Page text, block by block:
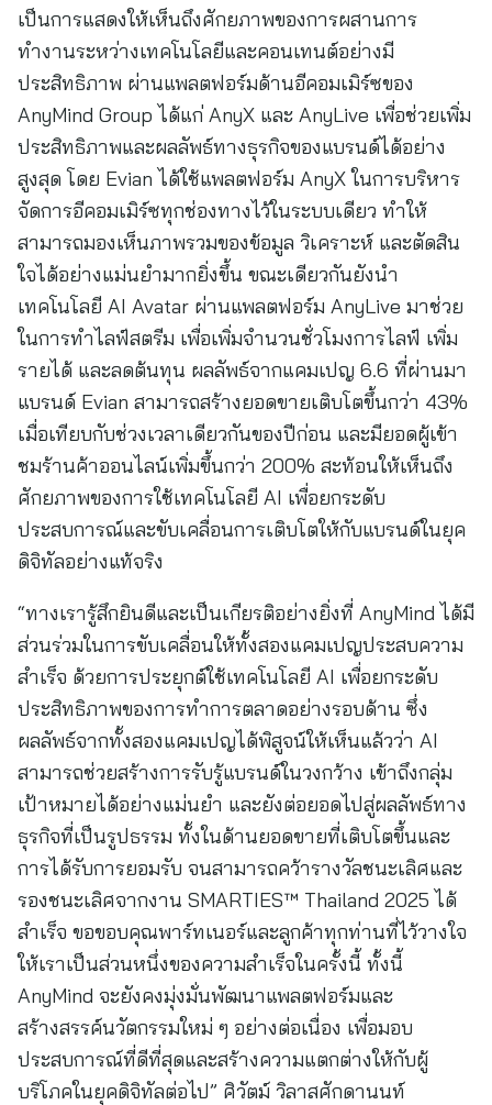
เป็นการแสดงให้เห็นถึงศักยภาพของการผสานการ
ทำงานระหว่างเทคโนโลยีและคอนเทนต์อย่างมี
ประสิทธิภาพ ผ่านแพลตฟอร์มด้านอีคอมเมิร์ซของ
AnyMind Group ได้แก่ AnyX และ AnyLive เพื่อช่วยเพิ่ม
ประสิทธิภาพและผลลัพธ์ทางธุรกิจของแบรนด์ได้อย่าง
สูงสุด โดย Evian ได้ใช้แพลตฟอร์ม AnyX ในการบริหาร
จัดการอีคอมเมิร์ซทุกช่องทางไว้ในระบบเดียว ทำให้
สามารถมองเห็นภาพรวมของข้อมูล วิเคราะห์ และตัดสิน
ใจได้อย่างแม่นยำมากยิ่งขึ้น ขณะเดียวกันยังนำ
เทคโนโลยี AI Avatar ผ่านแพลตฟอร์ม AnyLive มาช่วย
ในการทำไลฟ์สตรีม เพื่อเพิ่มจำนวนชั่วโมงการไลฟ์ เพิ่ม
รายได้ และลดต้นทุน ผลลัพธ์จากแคมเปญ 6.6 ที่ผ่านมา
แบรนด์ Evian สามารถสร้างยอดขายเติบโตขึ้นกว่า 43%
เมื่อเทียบกับช่วงเวลาเดียวกันของปีก่อน และมียอดผู้เข้า
ชมร้านค้าออนไลน์เพิ่มขึ้นกว่า 200% สะท้อนให้เห็นถึง
ศักยภาพของการใช้เทคโนโลยี AI เพื่อยกระดับ
ประสบการณ์และขับเคลื่อนการเติบโตให้กับแบรนด์ในยุค
ดิจิทัลอย่างแท้จริง
“ทางเรารู้สึกยินดีและเป็นเกียรติอย่างยิ่งที่ AnyMind ได้มี
ส่วนร่วมในการขับเคลื่อนให้ทั้งสองแคมเปญประสบความ
สำเร็จ ด้วยการประยุกต์ใช้เทคโนโลยี AI เพื่อยกระดับ
ประสิทธิภาพของการทำการตลาดอย่างรอบด้าน ซึ่ง
ผลลัพธ์จากทั้งสองแคมเปญได้พิสูจน์ให้เห็นแล้วว่า AI
สามารถช่วยสร้างการรับรู้แบรนด์ในวงกว้าง เข้าถึงกลุ่ม
เป้าหมายได้อย่างแม่นยำ และยังต่อยอดไปสู่ผลลัพธ์ทาง
ธุรกิจที่เป็นรูปธรรม ทั้งในด้านยอดขายที่เติบโตขึ้นและ
การได้รับการยอมรับ จนสามารถคว้ารางวัลชนะเลิศและ
รองชนะเลิศจากงาน SMARTIES™ Thailand 2025 ได้
สำเร็จ ขอขอบคุณพาร์ทเนอร์และลูกค้าทุกท่านที่ไว้วางใจ
ให้เราเป็นส่วนหนึ่งของความสำเร็จในครั้งนี้ ทั้งนี้
AnyMind จะยังคงมุ่งมั่นพัฒนาแพลตฟอร์มและ
สร้างสรรค์นวัตกรรมใหม่ ๆ อย่างต่อเนื่อง เพื่อมอบ
ประสบการณ์ที่ดีที่สุดและสร้างความแตกต่างให้กับผู้
บริโภคในยุคดิจิทัลต่อไป” ศิวัตม์ วิลาสศักดานนท์